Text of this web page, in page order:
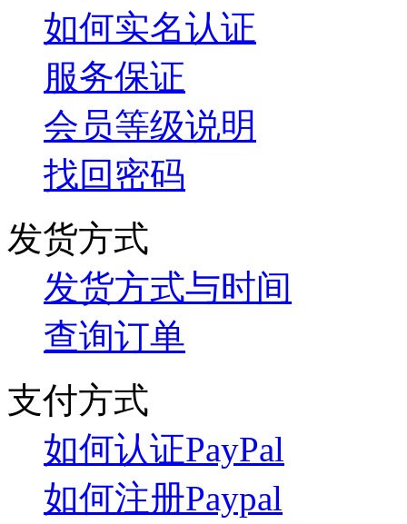
如何实名认证
服务保证
会员等级说明
找回密码
发货方式
发货方式与时间
查询订单
支付方式
如何认证PayPal
如何注册Paypal